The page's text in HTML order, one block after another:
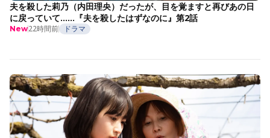
夫を殺した莉乃（内田理央）だったが、目を覚ますと再びあの日
に戻っていて……『夫を殺したはずなのに』第2話
New22時間前 ドラマ